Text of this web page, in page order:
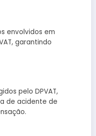
envolvidos em
garantindo
pelo DPVAT,
de acidente de